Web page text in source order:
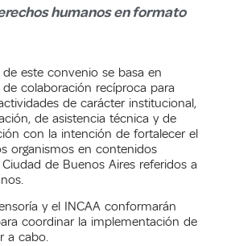
humanos en formato
este convenio se basa en
colaboración recíproca para
de carácter institucional,
de asistencia técnica y de
con la intención de fortalecer el
organismos en contenidos
de Buenos Aires referidos a
y el INCAA conformarán
coordinar la implementación de
a cabo.